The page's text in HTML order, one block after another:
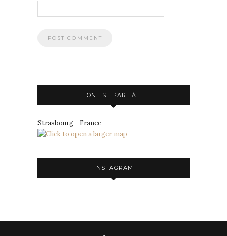
ON EST PAR LÀ !
Strasbourg - France
INSTAGRAM